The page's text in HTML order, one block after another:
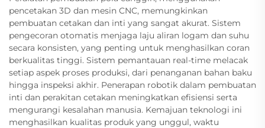
pencetakan 3D dan mesin CNC, memungkinkan
pembuatan cetakan dan inti yang sangat akurat. Sistem
pengecoran otomatis menjaga laju aliran logam dan suhu
secara konsisten, yang penting untuk menghasilkan coran
berkualitas tinggi. Sistem pemantauan real-time melacak
setiap aspek proses produksi, dari penanganan bahan baku
hingga inspeksi akhir. Penerapan robotik dalam pembuatan
inti dan perakitan cetakan meningkatkan efisiensi serta
mengurangi kesalahan manusia. Kemajuan teknologi ini
menghasilkan kualitas produk yang unggul, waktu